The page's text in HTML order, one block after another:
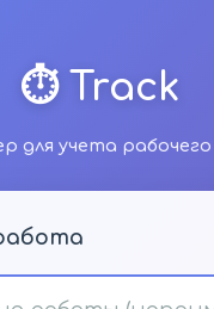
⏱️ Track
для учета